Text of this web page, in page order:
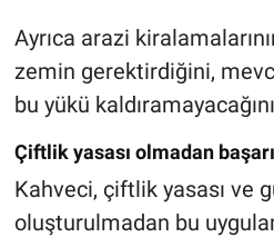
Ayrıca arazi
zemin gerektirdiğini,
bu yükü
Çiftlik yasası olmadan
Kahveci, çiftlik yasası ve
oluşturulmadan bu